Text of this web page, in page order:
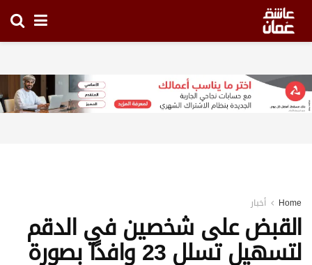
Home أخبار
القبض على شخصين في الدقم
لتسهيل تسلل 23 وافدًا بصورة